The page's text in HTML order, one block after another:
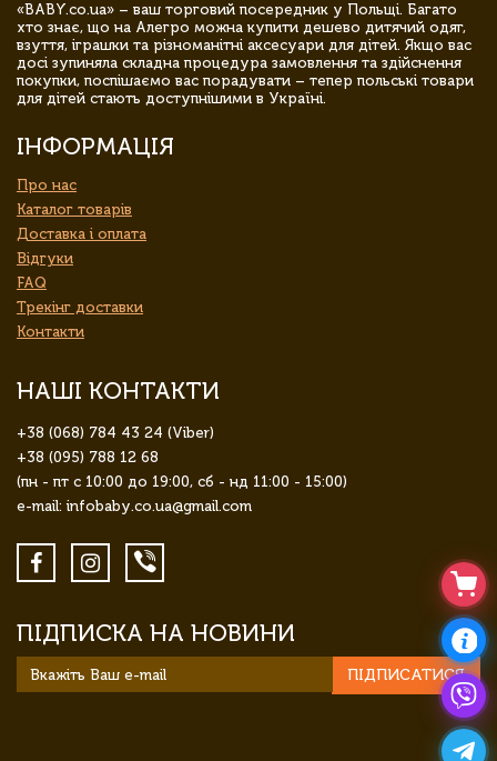
«BABY.co.ua» – ваш торговий посередник у Польщі. Багато
хто знає, що на Алегро можна купити дешево дитячий одяг,
взуття, іграшки та різноманітні аксесуари для дітей. Якщо вас
досі зупиняла складна процедура замовлення та здійснення
покупки, поспішаємо вас порадувати – тепер польські товари
для дітей стають доступнішими в Україні.
ІНФОРМАЦІЯ
Про нас
Каталог товарів
Доставка і оплата
Відгуки
FAQ
Трекінг доставки
Контакти
НАШІ КОНТАКТИ
+38 (068) 784 43 24 (Viber)
+38 (095) 788 12 68
(пн - пт с 10:00 до 19:00, сб - нд 11:00 - 15:00)
e-mail: infobaby.co.ua@gmail.com
ПІДПИСКА НА НОВИНИ
ПІДПИСАТИСЯ